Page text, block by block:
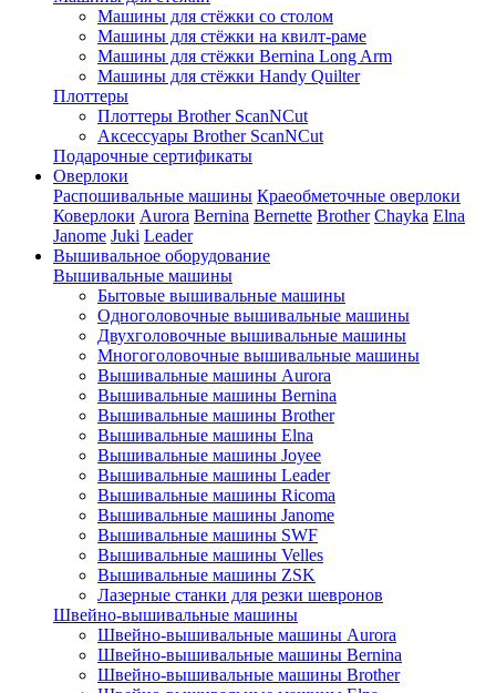
Машины для стёжки со столом
Машины для стёжки на квилт-раме
Машины для стёжки Bernina Long Arm
Машины для стёжки Handy Quilter
Плоттеры
Плоттеры Brother ScanNCut
Аксессуары Brother ScanNCut
Подарочные сертификаты
Оверлоки
Распошивальные машины Краеобметочные оверлоки
Коверлоки Aurora Bernina Bernette Brother Chayka Elna
Janome Juki Leader
Вышивальное оборудование
Вышивальные машины
Бытовые вышивальные машины
Одноголовочные вышивальные машины
Двухголовочные вышивальные машины
Многоголовочные вышивальные машины
Вышивальные машины Aurora
Вышивальные машины Bernina
Вышивальные машины Brother
Вышивальные машины Elna
Вышивальные машины Joyee
Вышивальные машины Leader
Вышивальные машины Ricoma
Вышивальные машины Janome
Вышивальные машины SWF
Вышивальные машины Velles
Вышивальные машины ZSK
Лазерные станки для резки шевронов
Швейно-вышивальные машины
Швейно-вышивальные машины Aurora
Швейно-вышивальные машины Bernina
Швейно-вышивальные машины Brother